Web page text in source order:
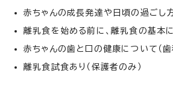
赤ちゃんの成長発達や日頃の過ごし
離乳食を始める前に、離乳食の基本に
赤ちゃんの歯と口の健康について（歯
離乳食試食あり（保護者のみ）